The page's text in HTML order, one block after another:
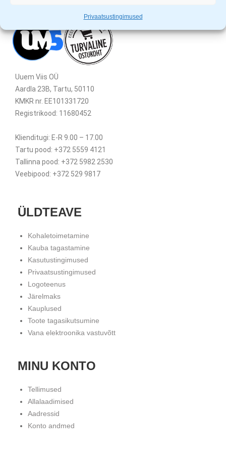
Privaatsustingimused
Uuem Viis OÜ
Aardla 23B, Tartu, 50110
KMKR nr. EE101331720
Registrikood: 11680452
Klienditugi: E-R 9.00 – 17.00
Tartu pood: +372 5559 4121
Tallinna pood: +372 5982 2530
Veebipood: +372 529 9817
ÜLDTEAVE
Kohaletoimetamine
Kauba tagastamine
Kasutustingimused
Privaatsustingimused
Logoteenus
Järelmaks
Kauplused
Toote tagasikutsumine
Vana elektroonika vastuvõtt
MINU KONTO
Tellimused
Allalaadimised
Aadressid
Konto andmed